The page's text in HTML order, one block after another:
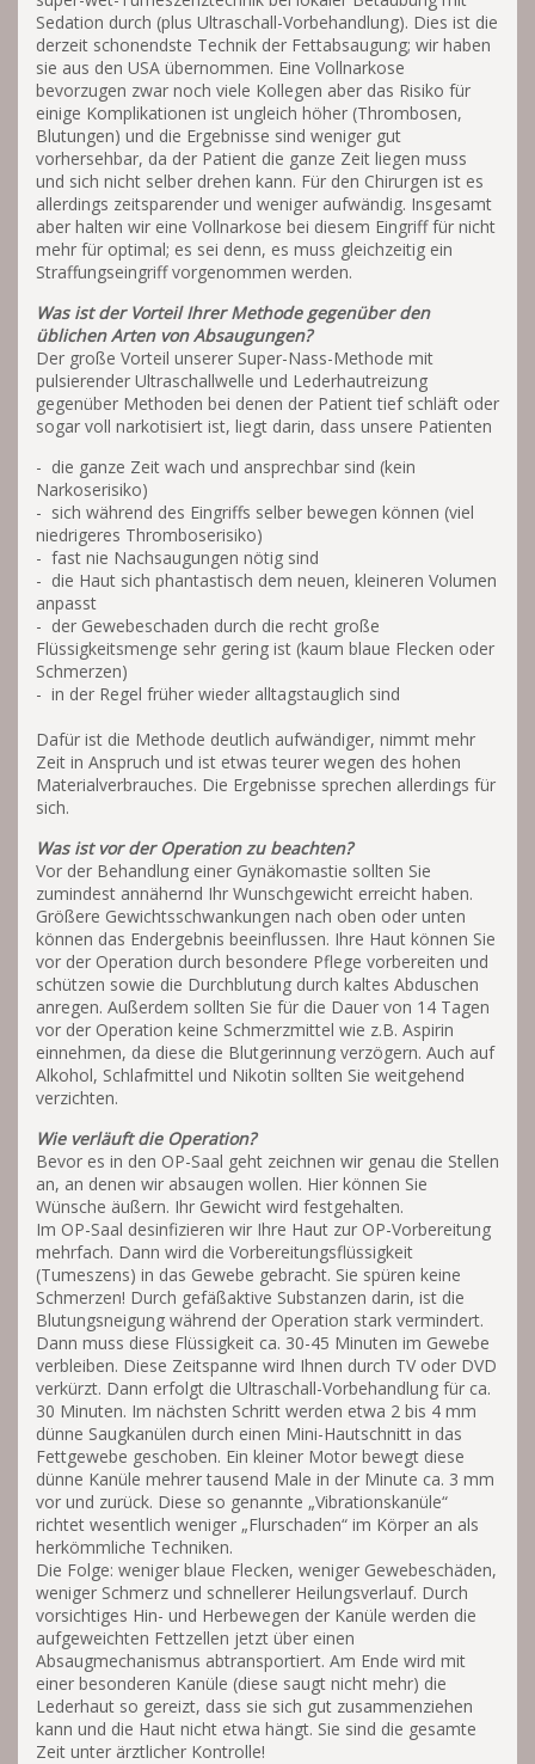
Sedation durch (plus Ultraschall-Vorbehandlung). Dies ist die
derzeit schonendste Technik der Fettabsaugung; wir haben
sie aus den USA übernommen. Eine Vollnarkose
bevorzugen zwar noch viele Kollegen aber das Risiko für
einige Komplikationen ist ungleich höher (Thrombosen,
Blutungen) und die Ergebnisse sind weniger gut
vorhersehbar, da der Patient die ganze Zeit liegen muss
und sich nicht selber drehen kann. Für den Chirurgen ist es
allerdings zeitsparender und weniger aufwändig. Insgesamt
aber halten wir eine Vollnarkose bei diesem Eingriff für nicht
mehr für optimal; es sei denn, es muss gleichzeitig ein
Straffungseingriff vorgenommen werden.
Was ist der Vorteil Ihrer Methode gegenüber den
üblichen Arten von Absaugungen?
Der große Vorteil unserer Super-Nass-Methode mit
pulsierender Ultraschallwelle und Lederhautreizung
gegenüber Methoden bei denen der Patient tief schläft oder
sogar voll narkotisiert ist, liegt darin, dass unsere Patienten
- die ganze Zeit wach und ansprechbar sind (kein
Narkoserisiko)
- sich während des Eingriffs selber bewegen können (viel
niedrigeres Thromboserisiko)
- fast nie Nachsaugungen nötig sind
- die Haut sich phantastisch dem neuen, kleineren Volumen
anpasst
- der Gewebeschaden durch die recht große
Flüssigkeitsmenge sehr gering ist (kaum blaue Flecken oder
Schmerzen)
- in der Regel früher wieder alltagstauglich sind
Dafür ist die Methode deutlich aufwändiger, nimmt mehr
Zeit in Anspruch und ist etwas teurer wegen des hohen
Materialverbrauches. Die Ergebnisse sprechen allerdings für
sich.
Was ist vor der Operation zu beachten?
Vor der Behandlung einer Gynäkomastie sollten Sie
zumindest annähernd Ihr Wunschgewicht erreicht haben.
Größere Gewichtsschwankungen nach oben oder unten
können das Endergebnis beeinflussen. Ihre Haut können Sie
vor der Operation durch besondere Pflege vorbereiten und
schützen sowie die Durchblutung durch kaltes Abduschen
anregen. Außerdem sollten Sie für die Dauer von 14 Tagen
vor der Operation keine Schmerzmittel wie z.B. Aspirin
einnehmen, da diese die Blutgerinnung verzögern. Auch auf
Alkohol, Schlafmittel und Nikotin sollten Sie weitgehend
verzichten.
Wie verläuft die Operation?
Bevor es in den OP-Saal geht zeichnen wir genau die Stellen
an, an denen wir absaugen wollen. Hier können Sie
Wünsche äußern. Ihr Gewicht wird festgehalten.
Im OP-Saal desinfizieren wir Ihre Haut zur OP-Vorbereitung
mehrfach. Dann wird die Vorbereitungsflüssigkeit
(Tumeszens) in das Gewebe gebracht. Sie spüren keine
Schmerzen! Durch gefäßaktive Substanzen darin, ist die
Blutungsneigung während der Operation stark vermindert.
Dann muss diese Flüssigkeit ca. 30-45 Minuten im Gewebe
verbleiben. Diese Zeitspanne wird Ihnen durch TV oder DVD
verkürzt. Dann erfolgt die Ultraschall-Vorbehandlung für ca.
30 Minuten. Im nächsten Schritt werden etwa 2 bis 4 mm
dünne Saugkanülen durch einen Mini-Hautschnitt in das
Fettgewebe geschoben. Ein kleiner Motor bewegt diese
dünne Kanüle mehrer tausend Male in der Minute ca. 3 mm
vor und zurück. Diese so genannte „Vibrationskanüle“
richtet wesentlich weniger „Flurschaden“ im Körper an als
herkömmliche Techniken.
Die Folge: weniger blaue Flecken, weniger Gewebeschäden,
weniger Schmerz und schnellerer Heilungsverlauf. Durch
vorsichtiges Hin- und Herbewegen der Kanüle werden die
aufgeweichten Fettzellen jetzt über einen
Absaugmechanismus abtransportiert. Am Ende wird mit
einer besonderen Kanüle (diese saugt nicht mehr) die
Lederhaut so gereizt, dass sie sich gut zusammenziehen
kann und die Haut nicht etwa hängt. Sie sind die gesamte
Zeit unter ärztlicher Kontrolle!